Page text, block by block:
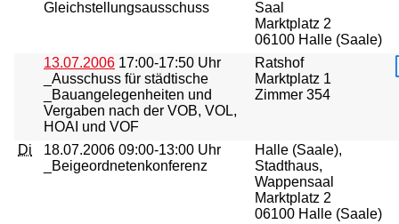
Gleichstellungsausschuss
Saal
Marktplatz 2
06100 Halle (Saale)
13.07.2006 17:00-17:50 Uhr
_Ausschuss für städtische
_Bauangelegenheiten und
Vergaben nach der VOB, VOL,
HOAI und VOF
Ratshof
Marktplatz 1
Zimmer 354
Di 18.07.2006 09:00-13:00 Uhr
_Beigeordnetenkonferenz
Halle (Saale),
Stadthaus,
Wappensaal
Marktplatz 2
06100 Halle (Saale)